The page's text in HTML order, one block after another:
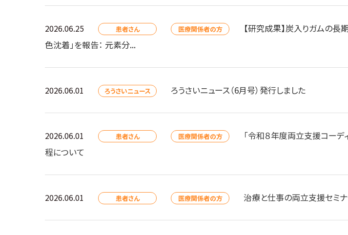
2026.06.25 患者さん 医療関係者の方
【研究成果】炭入りガムの長
色沈着」を報告： 元素分...
2026.06.01 ろうさいニュース ろうさいニュース（6月号）発行しました
2026.06.01 患者さん 医療関係者の方
「令和８年度両立支援コー
程について
2026.06.01 患者さん 医療関係者の方 治療と仕事の両立支援セミ